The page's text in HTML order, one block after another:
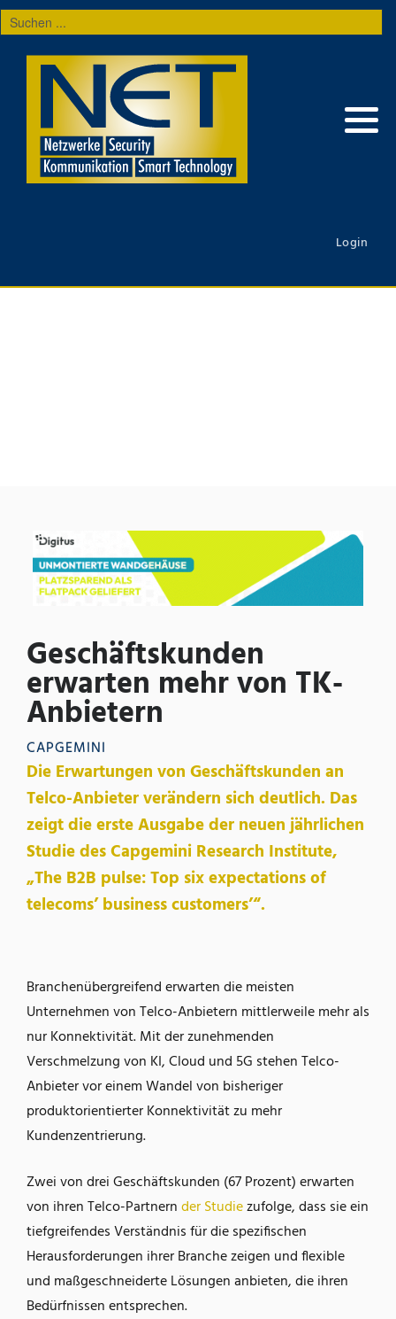
Suchen
...
Login
Geschäftskunden
erwarten mehr von TK-
Anbietern
CAPGEMINI
Die Erwartungen von Geschäftskunden an
Telco-Anbieter verändern sich deutlich. Das
zeigt die erste Ausgabe der neuen jährlichen
Studie des Capgemini Research Institute,
„The B2B pulse: Top six expectations of
telecoms’ business customers’“.
Branchenübergreifend erwarten die meisten
Unternehmen von Telco-Anbietern mittlerweile mehr als
nur Konnektivität. Mit der zunehmenden
Verschmelzung von KI, Cloud und 5G stehen Telco-
Anbieter vor einem Wandel von bisheriger
produktorientierter Konnektivität zu mehr
Kundenzentrierung.
Zwei von drei Geschäftskunden (67 Prozent) erwarten
von ihren Telco-Partnernder Studiezufolge, dass sie ein
tiefgreifendes Verständnis für die spezifischen
Herausforderungen ihrer Branche zeigen und flexible
und maßgeschneiderte Lösungen anbieten, die ihren
Bedürfnissen entsprechen.